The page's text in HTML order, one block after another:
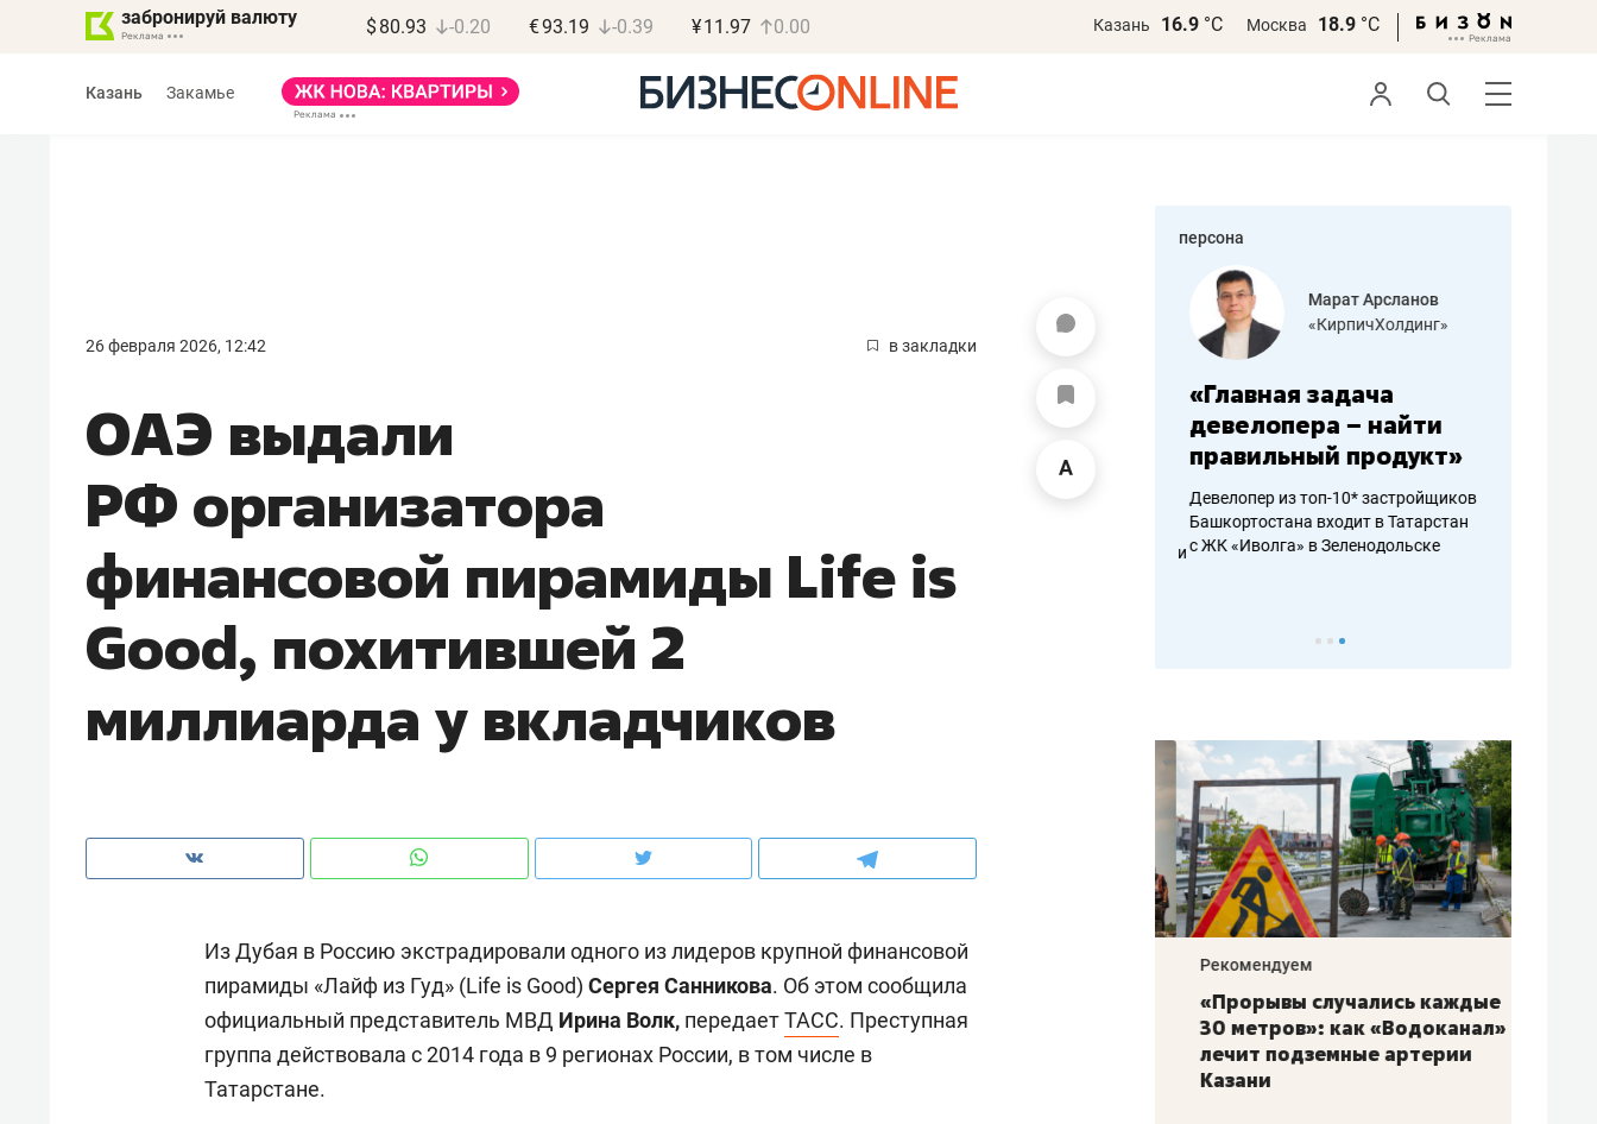
забронируй валюту $ 80.93 -0.20 €93.19 -0.39 ¥11.97 0.00 Казань 16.9 °С Москва 18.9 °С
Казань Закамье
26 февраля 2026, 12:42 в закладки
ОАЭ выдали
РФ организатора
финансовой пирамиды Life is
Good, похитившей 2
миллиарда у вкладчиков
Из Дубая в Россию экстрадировали одного из лидеров крупной финансовой
пирамиды «Лайф из Гуд» (Life is Good) Сергея Санникова. Об этом сообщила
официальный представитель МВД Ирина Волк, передаетТАСС. Преступная
группа действовала с 2014 года в 9 регионах России, в том числе в
Татарстане.
персона
девелопера – найти
правильный продукт»
Девелопер из топ-10* застройщиков
Башкортостана входит в Татарстан
Наследница бизнеса по пошиву
школьной формы о контрафакте,
налогах и развитии без кредитов
«Не зная местных
потерять минимум
рынки, почему надо знать аксакалов и
чем интересен Оман?
Марат Арсланов
«КирпичХолдинг»
«Главная задача
девелопера – найти
правильный продукт»
Девелопер из топ-10* застройщиков
Башкортостана входит в Татарстан
с ЖК «Иволга» в Зеленодольске
Рекомендуем
«В банкротствах сегодня
ищут не активы, а людей,
которые ими управляли. Они
отвечают личным
имуществом!»
Рекомендуем
Опыт выживания в дикой
природе, работа
с ментальным и физическим
Рекомендуем
Мексика, рок-концерт
и вагон с чак-чаком: как
в Менделеевске прошла
Рекомендуем
«Прорывы случались каждые
30 метров»: как «Водоканал»
лечит подземные артерии
Казани